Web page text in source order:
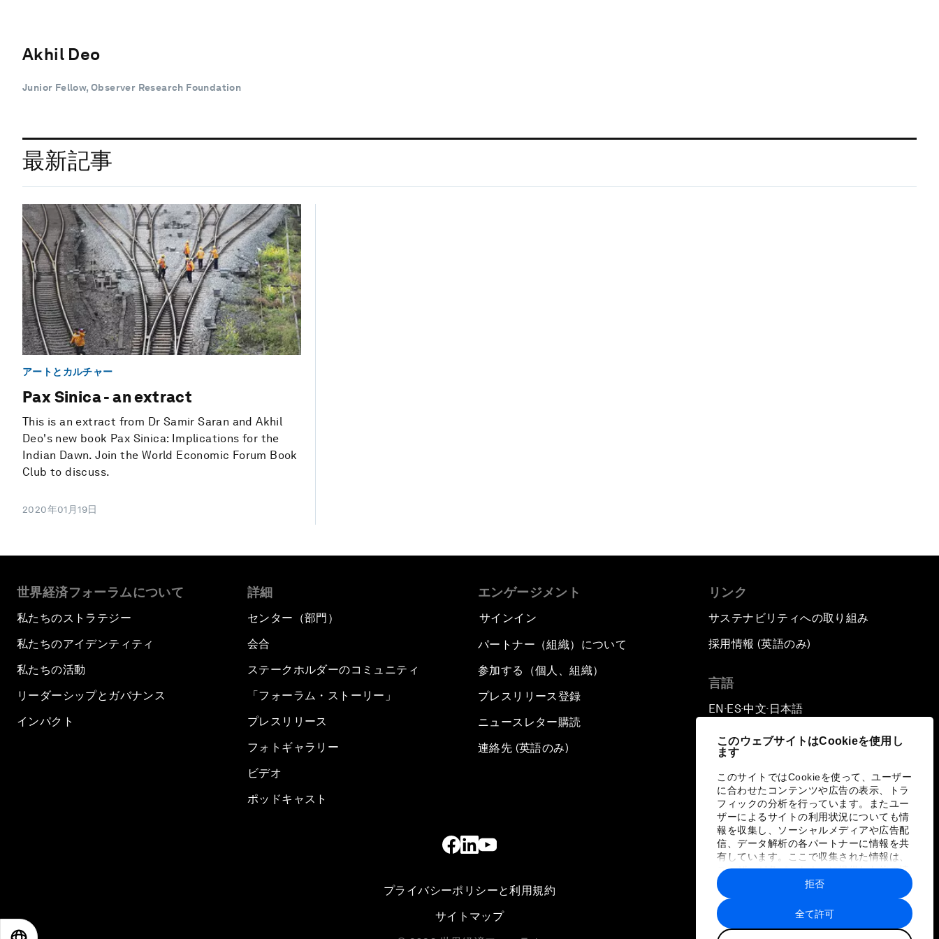
このウェブサイトはCookieを使用し
ます
このサイトではCookieを使って、ユーザー
に合わせたコンテンツや広告の表示、トラ
フィックの分析を行っています。またユー
ザーによるサイトの利用状況についても情
報を収集し、ソーシャルメディアや広告配
信、データ解析の各パートナーに情報を共
有しています。ここで収集された情報は、
ユーザーが各パートナーに提供した他の情
報や各パートナーのサービスを使用した際
に収集された情報と組み合わされ、各パー
トナーによって使用されることがありま
す。
全て許可
拒否
Akhil Deo
Junior Fellow, Observer Research Foundation
最新記事
アートとカルチャー
Pax Sinica - an extract
This is an extract from Dr Samir Saran and Akhil
Deo's new book Pax Sinica: Implications for the
Indian Dawn. Join the World Economic Forum Book
Club to discuss.
2020年01月19日
世界経済フォーラムについて
私たちのストラテジー
私たちのアイデンティティ
私たちの活動
リーダーシップとガバナンス
インパクト
詳細
センター（部門）
会合
ステークホルダーのコミュニティ
「フォーラム・ストーリー」
プレスリリース
フォトギャラリー
ビデオ
ポッドキャスト
エンゲージメント
サインイン
パートナー（組織）について
参加する（個人、組織）
プレスリリース登録
ニュースレター購読
連絡先 (英語のみ)
リンク
サステナビリティへの取り組み
採用情報 (英語のみ)
言語
EN ▪ ES▪中文▪ 日本語
プライバシーポリシーと利用規約
サイトマップ